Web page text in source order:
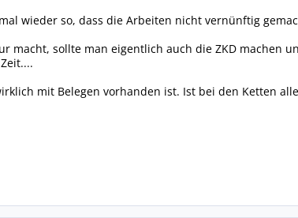
wieder so, dass die Arbeiten nicht vernünftig
macht, sollte man eigentlich auch die ZKD machen
mit Belegen vorhanden ist. Ist bei den Ketten